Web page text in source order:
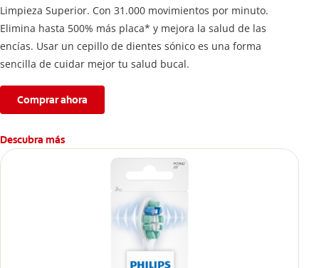
Limpieza Superior. Con 31.000 movimientos por minuto.
Elimina hasta 500% más placa* y mejora la salud de las
encías. Usar un cepillo de dientes sónico es una forma
sencilla de cuidar mejor tu salud bucal.
Comprar ahora
Descubra más